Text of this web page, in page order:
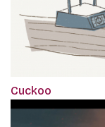
Cuckoo